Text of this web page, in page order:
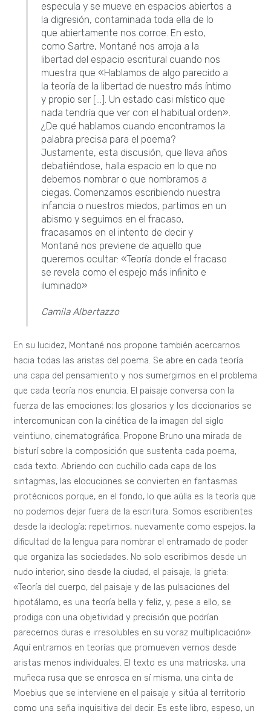
especula y se mueve en espacios abiertos a
la digresión, contaminada toda ella de lo
que abiertamente nos corroe. En esto,
como Sartre, Montané nos arroja a la
libertad del espacio escritural cuando nos
muestra que «Hablamos de algo parecido a
la teoría de la libertad de nuestro más íntimo
y propio ser […]. Un estado casi místico que
nada tendría que ver con el habitual orden».
¿De qué hablamos cuando encontramos la
palabra precisa para el poema?
Justamente, esta discusión, que lleva años
debatiéndose, halla espacio en lo que no
debemos nombrar o que nombramos a
ciegas. Comenzamos escribiendo nuestra
infancia o nuestros miedos, partimos en un
abismo y seguimos en el fracaso,
fracasamos en el intento de decir y
Montané nos previene de aquello que
queremos ocultar: «Teoría donde el fracaso
se revela como el espejo más infinito e
iluminado»
Camila Albertazzo
En su lucidez, Montané nos propone también acercarnos
hacia todas las aristas del poema. Se abre en cada teoría
una capa del pensamiento y nos sumergimos en el problema
que cada teoría nos enuncia. El paisaje conversa con la
fuerza de las emociones; los glosarios y los diccionarios se
intercomunican con la cinética de la imagen del siglo
veintiuno, cinematográfica. Propone Bruno una mirada de
bisturí sobre la composición que sustenta cada poema,
cada texto. Abriendo con cuchillo cada capa de los
sintagmas, las elocuciones se convierten en fantasmas
pirotécnicos porque, en el fondo, lo que aúlla es la teoría que
no podemos dejar fuera de la escritura. Somos escribientes
desde la ideología; repetimos, nuevamente como espejos, la
dificultad de la lengua para nombrar el entramado de poder
que organiza las sociedades. No solo escribimos desde un
nudo interior, sino desde la ciudad, el paisaje, la grieta:
«Teoría del cuerpo, del paisaje y de las pulsaciones del
hipotálamo, es una teoría bella y feliz, y, pese a ello, se
prodiga con una objetividad y precisión que podrían
parecernos duras e irresolubles en su voraz multiplicación».
Aquí entramos en teorías que promueven vernos desde
aristas menos individuales. El texto es una matrioska, una
muñeca rusa que se enrosca en sí misma, una cinta de
Moebius que se interviene en el paisaje y sitúa al territorio
como una seña inquisitiva del decir. Es este libro, espeso, un